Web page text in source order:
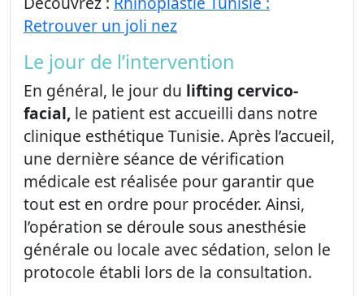
Retrouver un joli nez
Le jour de l’intervention
En général, le jour du lifting cervico-
facial, le patient est accueilli dans notre
clinique esthétique Tunisie. Après l’accueil,
une dernière séance de vérification
médicale est réalisée pour garantir que
tout est en ordre pour procéder. Ainsi,
l’opération se déroule sous anesthésie
générale ou locale avec sédation, selon le
protocole établi lors de la consultation.